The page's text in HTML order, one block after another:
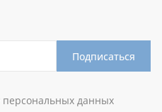
Подписаться
персональных данных